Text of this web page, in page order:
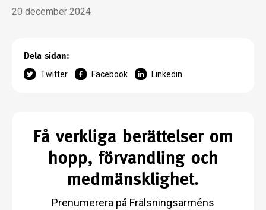
20 december 2024
Dela sidan:
Twitter Facebook Linkedin
Få verkliga berättelser om
hopp, förvandling och
medmänsklighet.
Prenumerera på Frälsningsarméns